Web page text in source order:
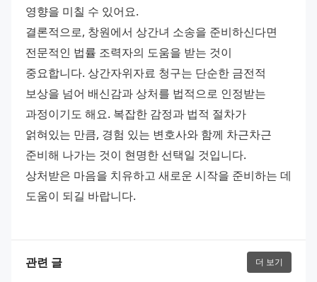
영향을 미칠 수 있어요.
결론적으로, 창원에서 상간녀 소송을 준비하신다면
전문적인 법률 조력자의 도움을 받는 것이
중요합니다. 상간자위자료 청구는 단순한 금전적
보상을 넘어 배신감과 상처를 법적으로 인정받는
과정이기도 해요. 복잡한 감정과 법적 절차가
얽혀있는 만큼, 경험 있는 변호사와 함께 차근차근
준비해 나가는 것이 현명한 선택일 것입니다.
상처받은 마음을 치유하고 새로운 시작을 준비하는 데
도움이 되길 바랍니다.
관련 글 더 보기